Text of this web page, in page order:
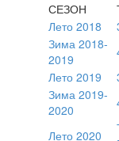
СЕЗОН
Лето 2018
Зима 2018-
2019
Лето 2019
Зима 2019-
2020
Лето 2020